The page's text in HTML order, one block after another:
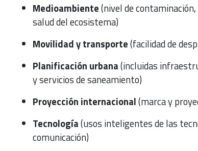
Medioambiente(nivel de
salud del ecosistema)
Movilidad y transporte(facilidad de
Planificación urbana(incluidas
y servicios de saneamiento)
Proyección internacional(marca y
Tecnología(usos inteligentes de las
comunicación)